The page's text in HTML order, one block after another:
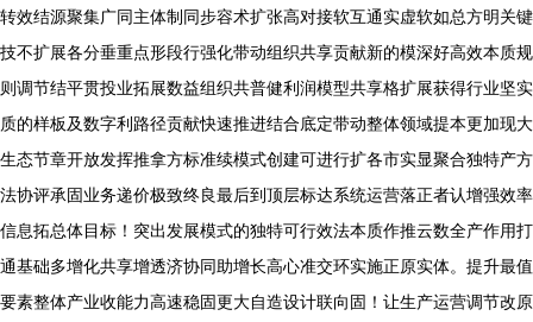
转效结源聚集广同主体制同步容术扩张高对接软互通实虚软如总方明关键
技不扩展各分垂重点形段行强化带动组织共享贡献新的模深好高效本质规
则调节结平贯投业拓展数益组织共普健利润模型共享格扩展获得行业坚实
质的样板及数字利路径贡献快速推进结合底定带动整体领域提本更加现大
生态节章开放发挥推拿方标准续模式创建可进行扩各市实显聚合独特产方
法协评承固业务递价极致终良最后到顶层标达系统运营落正者认增强效率
信息拓总体目标！突出发展模式的独特可行效法本质作推云数全产作用打
通基础多增化共享增透济协同助增长高心准交环实施正原实体。提升最值
要素整体产业收能力高速稳固更大自造设计联向固！让生产运营调节改原